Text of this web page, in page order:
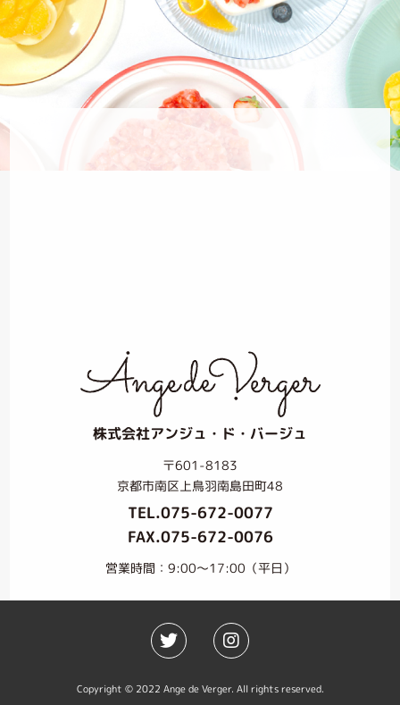
株式会社アンジュ・ド・バージュ
〒601-8183
京都市南区上鳥羽南島田町48
TEL.075-672-0077
FAX.075-672-0076
営業時間：9:00〜17:00（平日）
Copyright © 2022 Ange de Verger. All rights reserved.